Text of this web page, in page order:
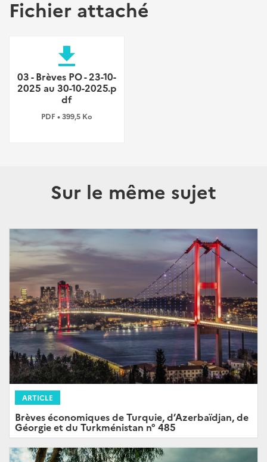
Fichier attaché
file_download
03 - Brèves PO - 23-10-
2025 au 30-10-2025.p
df
PDF • 399,5 Ko
Sur le même sujet
ARTICLE
Brèves économiques de Turquie, d’Azerbaïdjan, de
Géorgie et du Turkménistan n° 485